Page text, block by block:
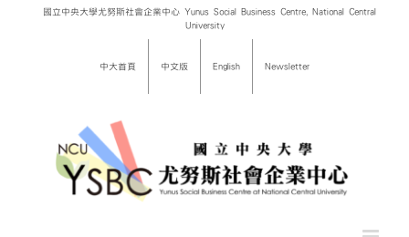
國立中央大學尤努斯社會企業中心 Yunus Social Business Centre, National Central
University
中大首頁 中文版 English Newsletter